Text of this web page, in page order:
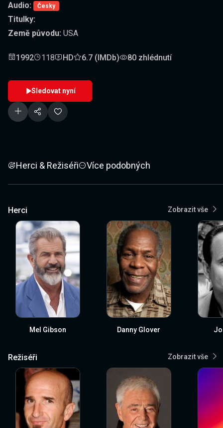
Audio:
Česky
Titulky:
Země původu: USA
1992 118 HD 6.7 (IMDb) 80 zhlédnutí
Sledovat nyní
Herci & Režiséři Více podobných
Herci Zobrazit vše
Mel Gibson Danny Glover
Režiséři Zobrazit vše